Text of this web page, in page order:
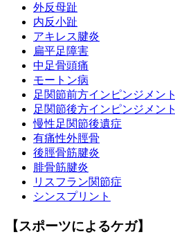
外反母趾
内反小趾
アキレス腱炎
扁平足障害
中足骨頭痛
モートン病
足関節前方インピンジメント
足関節後方インピンジメント
慢性足関節後遺症
有痛性外脛骨
後脛骨筋腱炎
腓骨筋腱炎
リスフラン関節症
シンスプリント
【スポーツによるケガ】